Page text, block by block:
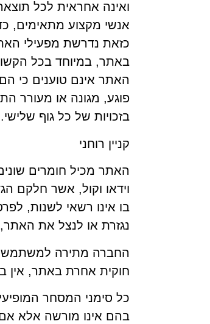
ואינה אחראית לכל
אנשי מקצוע מתאימים,
כזאת נדרשת מפעילי
באתר, במיוחד בכל
האתר אינם טוענים כי
פוגע, מגונה או מעורר
בזכויות של כל גוף
קניין רוחני
האתר מכיל חומרים
וידאו וקול, אשר חלקם
בו אינו רשאי לשנות,
נגזרת או לנצל את
החברה מתירה למשתמש
חוקית אחרת באתר, אין
כל סימני המסחר
בהם אינו מורשה אלא